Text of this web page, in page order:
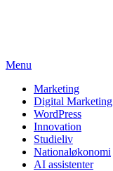
Menu
Marketing
Digital Marketing
WordPress
Innovation
Studieliv
Nationaløkonomi
AI assistenter